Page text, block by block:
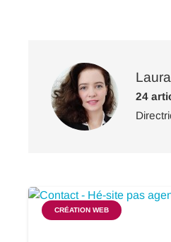
24
CRÉATION WEB